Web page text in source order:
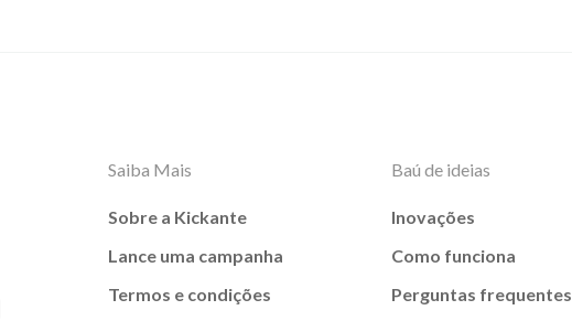
Saiba Mais
Sobre a Kickante
Lance uma campanha
Termos e condições
Baú de ideias
Inovações
Como funciona
Perguntas frequentes